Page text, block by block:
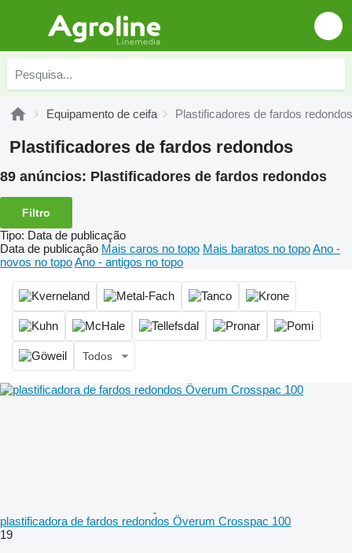
Equipamento de ceifa Plastificadores de fardos redondos
Plastificadores de fardos redondos
89 anúncios: Plastificadores de fardos redondos
Filtro
Tipo: Data de publicação
Data de publicação Mais caros no topo Mais baratos no topoAno -
novos no topoAno - antigos no topo
Todos
plastificadora de fardos redondos Överum Crosspac 100
19